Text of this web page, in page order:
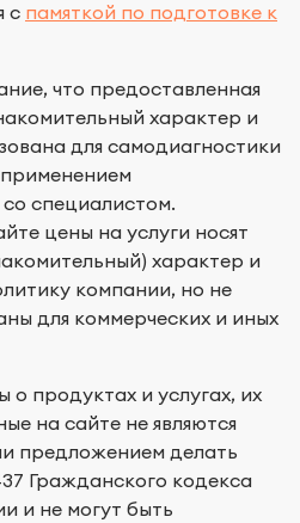
с памяткой по подготовке к
что предоставленная
характер и
для самодиагностики
специалистом.
цены на услуги носят
характер и
компании, но не
для коммерческих и иных
о продуктах и услугах, их
на сайте не являются
предложением делать
Гражданского кодекса
и не могут быть